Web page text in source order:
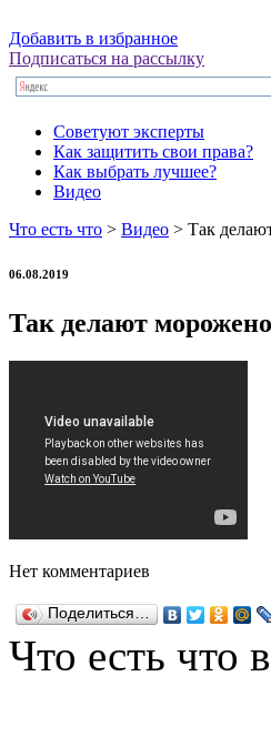
Добавить в избранное
Подписаться на рассылку
Советуют эксперты
Как защитить свои права?
Как выбрать лучшее?
Видео
Что есть что > Видео > Так
06.08.2019
Так делают
Нет комментариев
Поделиться…
Что есть что